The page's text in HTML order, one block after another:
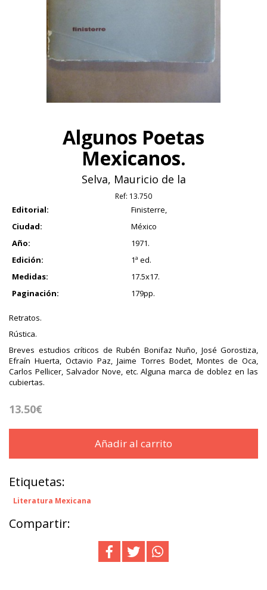
Algunos Poetas
Mexicanos.
Selva, Mauricio de la
Ref: 13.750
Editorial:
Finisterre,
Ciudad:
México
Año:
1971.
Edición:
1ª ed.
Medidas:
17.5x17.
Paginación:
179pp.
Retratos.
Rústica.
Breves estudios críticos de Rubén Bonifaz Nuño, José Gorostiza,
Efraín Huerta, Octavio Paz, Jaime Torres Bodet, Montes de Oca,
Carlos Pellicer, Salvador Nove, etc. Alguna marca de doblez en las
cubiertas.
13.50€
Añadir al carrito
Etiquetas:
Literatura Mexicana
Compartir: